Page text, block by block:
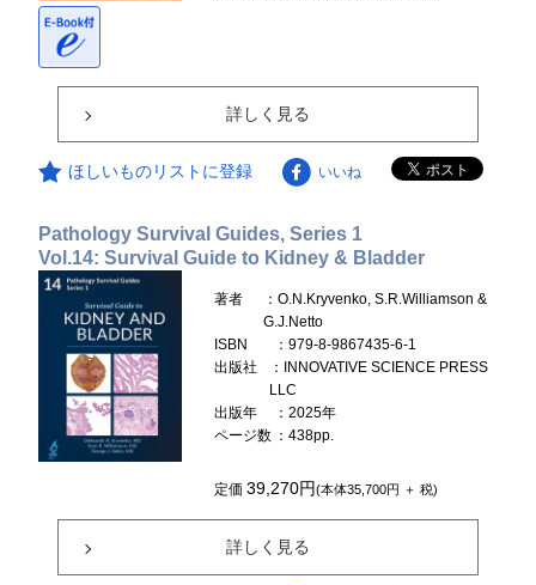
詳しく見る
ほしいものリストに登録 いいね
Pathology Survival Guides, Series 1
Vol.14: Survival Guide to Kidney & Bladder
著者
：O.N.Kryvenko, S.R.Williamson &
G.J.Netto
ISBN
：979-8-9867435-6-1
出版社
：INNOVATIVE SCIENCE PRESS
LLC
出版年
：2025年
ページ数 ：438pp.
定価39,270円(本体35,700円 ＋ 税)
詳しく見る